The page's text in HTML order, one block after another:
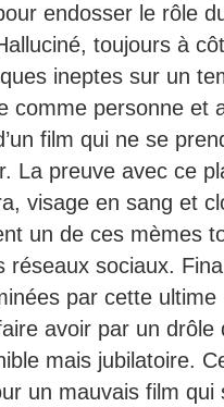
endosser le rôle
toujours à
ineptes sur un
comme personne et
film qui ne se
La preuve avec ce
visage en sang et
un de ces mèmes
réseaux sociaux.
par cette
avoir par un
mais jubilatoire.
un mauvais film qui